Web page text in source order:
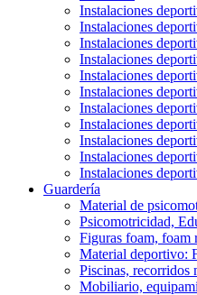
Instalaciones
Instalaciones
Instalaciones
Instalaciones
Instalaciones
Instalaciones
Instalaciones
Instalaciones
Instalaciones
Instalaciones
Instalaciones
Guardería
Material de
Psicomotricidad,
Figuras foam, foam
Material deportivo:
Piscinas, recorridos
Mobiliario,